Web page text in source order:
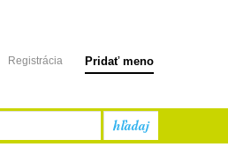
Registrácia Pridať meno
hľadaj